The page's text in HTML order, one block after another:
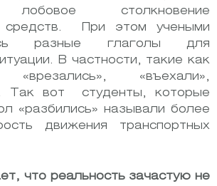
лобовое столкновение
средств. При этом учеными
разные глаголы для
В частности, такие как
«врезались», «въехали»,
Так вот студенты, которые
«разбились» называли более
движения транспортных
что реальность зачастую не